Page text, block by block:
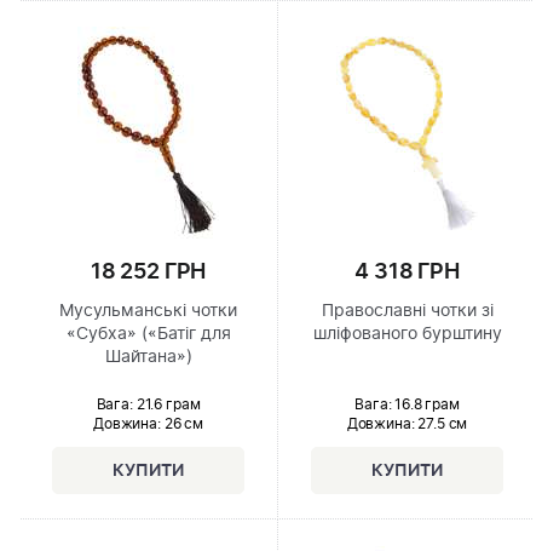
18 252 ГРН
Мусульманські чотки
«Субха» («Батіг для
Шайтана»)
Вага: 21.6 грам
Довжина:26 см
4 318 ГРН
Православні чотки зі
шліфованого бурштину
Вага: 16.8 грам
Довжина:27.5 см